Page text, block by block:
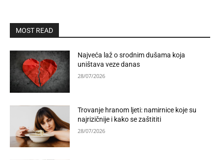
MOST READ
Najveća laž o srodnim dušama koja
uništava veze danas
28/07/2026
Trovanje hranom ljeti: namirnice koje su
najrizičnije i kako se zaštititi
28/07/2026